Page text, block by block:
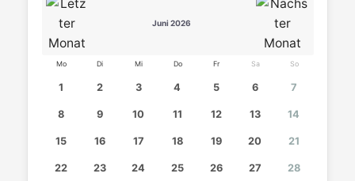
Juni 2026
Mo Di Mi Do Fr Sa So
1 2 3 4 5 6 7
8 9 10 11 12 13 14
15 16 17 18 19 20 21
22 23 24 25 26 27 28